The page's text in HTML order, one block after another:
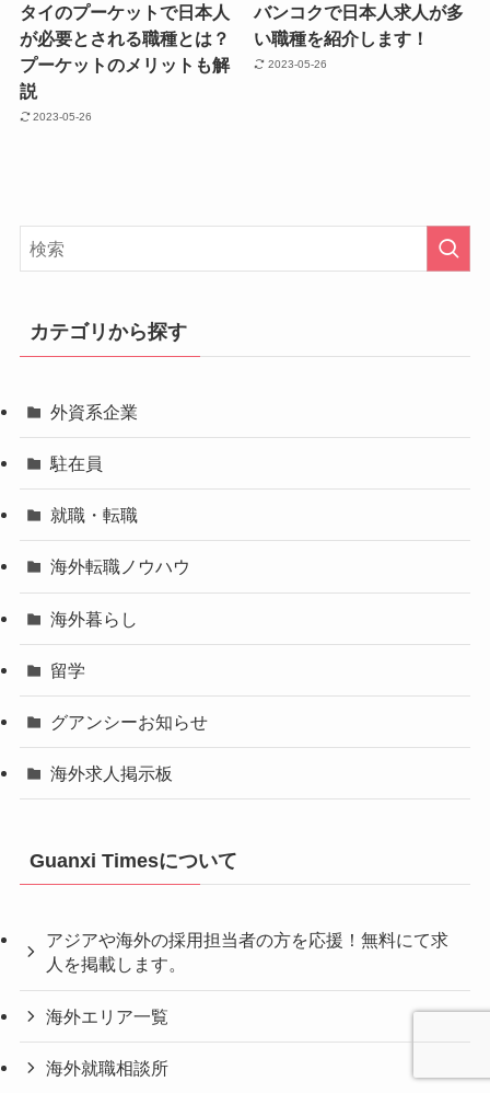
タイのプーケットで日本人
が必要とされる職種とは？
プーケットのメリットも解
説
2023-05-26
バンコクで日本人求人が多
い職種を紹介します！
2023-05-26
カテゴリから探す
外資系企業
駐在員
就職・転職
海外転職ノウハウ
海外暮らし
留学
グアンシーお知らせ
海外求人掲示板
Guanxi Timesについて
アジアや海外の採用担当者の方を応援！無料にて求
人を掲載します。
海外エリア一覧
海外就職相談所